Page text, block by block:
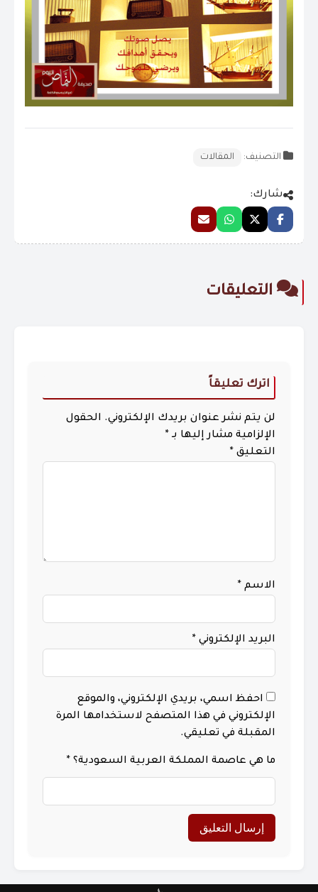
التصنيف: المقالات
شارك:
التعليقات
اترك تعليقاً
لن يتم نشر عنوان بريدك الإلكتروني. الحقول
الإلزامية مشار إليها بـ *
التعليق *
الاسم *
البريد الإلكتروني *
احفظ اسمي، بريدي الإلكتروني، والموقع
الإلكتروني في هذا المتصفح لاستخدامها المرة
المقبلة في تعليقي.
ما هي عاصمة المملكة العربية السعودية؟ *